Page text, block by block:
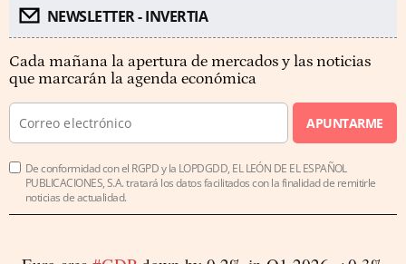
NEWSLETTER - INVERTIA
Cada mañana la apertura de mercados y las noticias
que marcarán la agenda económica
APUNTARME
De conformidad con el RGPD y la LOPDGDD, EL LEÓN DE EL ESPAÑOL
PUBLICACIONES, S.A. tratará los datos facilitados con la finalidad de remitirle
noticias de actualidad.